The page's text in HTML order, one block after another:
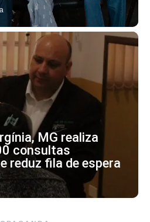
MG realiza
consultas
reduz fila de espera